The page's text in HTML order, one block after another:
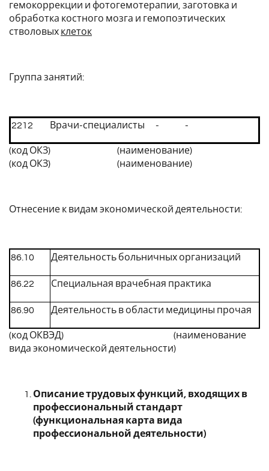
гемокоррекции и фотогемотерапии, заготовка и
обработка костного мозга и гемопоэтических
стволовых клеток
Группа занятий:
2212 Врачи-специалисты - -
(код ОКЗ) (наименование)
(код ОКЗ) (наименование)
Отнесение к видам экономической деятельности:
86.10 Деятельность больничных организаций
86.22 Специальная врачебная практика
86.90 Деятельность в области медицины прочая
(код ОКВЭД) (наименование
вида экономической деятельности)
Описание трудовых функций, входящих в
профессиональный стандарт
(функциональная карта вида
профессиональной деятельности)